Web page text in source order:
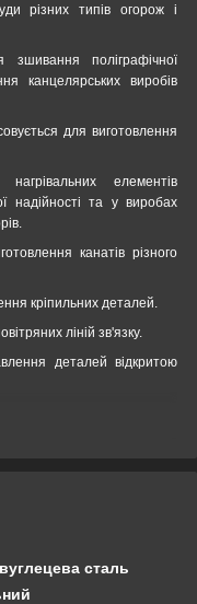
різних типів огорож і
зшивання поліграфічної
канцелярських виробів
для виготовлення
елементів
надійності та у виробах
канатів різного
кріпильних деталей.
ліній зв'язку.
деталей відкритою
сталь